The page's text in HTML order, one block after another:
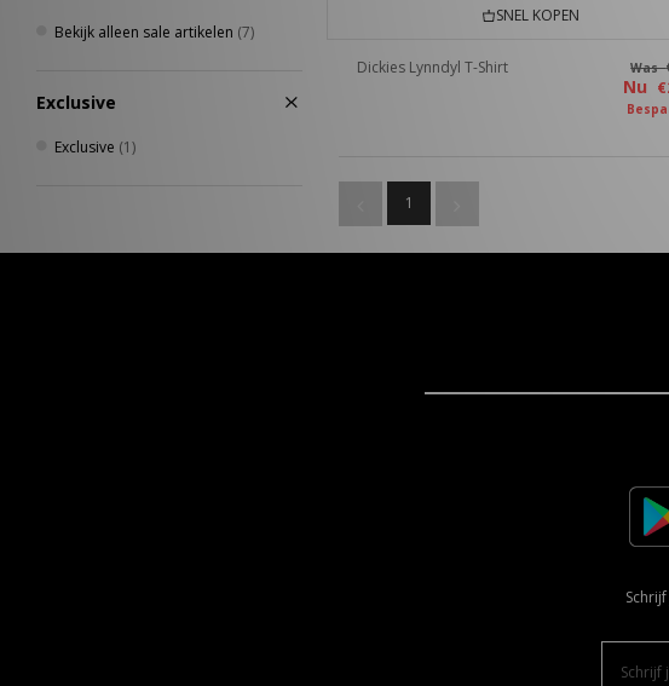
Bekijk alleen sale artikelen (7)
Exclusive
Exclusive (1)
SNEL KOPEN
Dickies Lynndyl T-Shirt Was
Nu
1